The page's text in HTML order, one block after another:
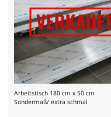
Arbeitstisch 180 cm x 50 cm
Sondermaß/ extra schmal